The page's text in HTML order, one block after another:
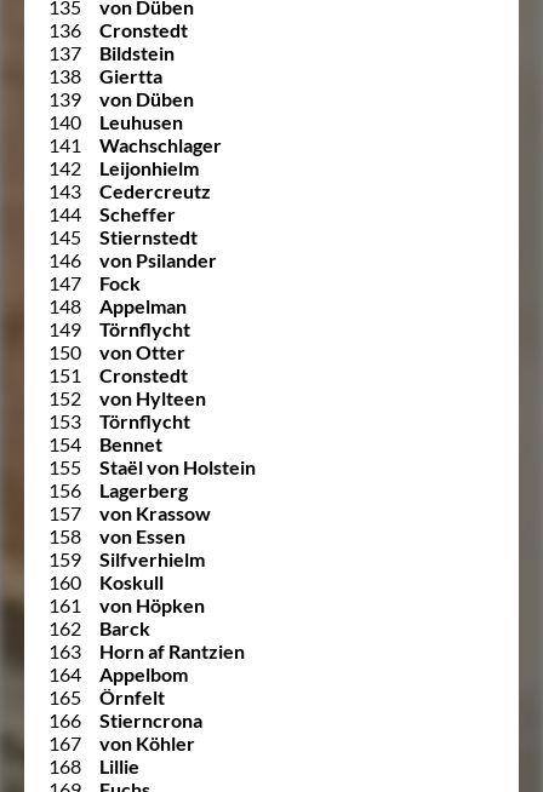
135
von Düben
136
Cronstedt
137
Bildstein
138
Giertta
139
von Düben
140
Leuhusen
141
Wachschlager
142
Leijonhielm
143
Cedercreutz
144
Scheffer
145
Stiernstedt
146
von Psilander
147
Fock
148
Appelman
149
Törnflycht
150
von Otter
151
Cronstedt
152
von Hylteen
153
Törnflycht
154
Bennet
155
Staël von Holstein
156
Lagerberg
157
von Krassow
158
von Essen
159
Silfverhielm
160
Koskull
161
von Höpken
162
Barck
163
Horn af Rantzien
164
Appelbom
165
Örnfelt
166
Stierncrona
167
von Köhler
168
Lillie